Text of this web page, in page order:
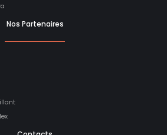
Nos Partenaires